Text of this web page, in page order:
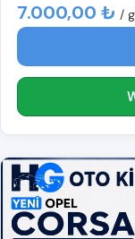
7.000,00 ₺ /